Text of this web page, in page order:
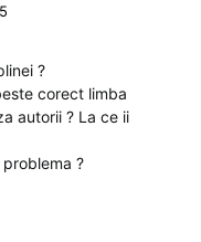
?
corect limba
autorii ? La ce ii
?